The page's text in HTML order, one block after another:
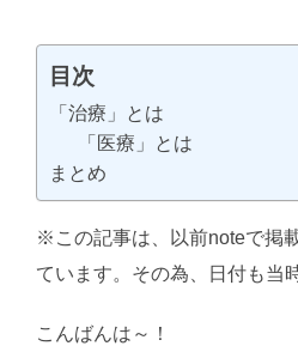
目次
「治療」とは
「医療」とは
まとめ
※この記事は、以前noteで掲
ています。その為、日付も当
こんばんは～！